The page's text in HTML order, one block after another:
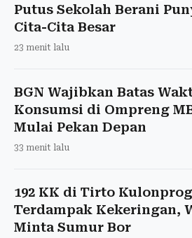
Putus Sekolah Berani
Cita-Cita Besar
23 menit lalu
BGN Wajibkan Batas
Konsumsi di Ompreng
Mulai Pekan Depan
33 menit lalu
192 KK di Tirto
Terdampak Kekeringan,
Minta Sumur Bor